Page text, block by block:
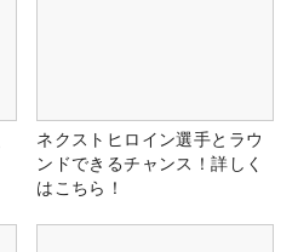
ネクストヒロイン選手とラウ
ンドできるチャンス！詳しく
はこちら！